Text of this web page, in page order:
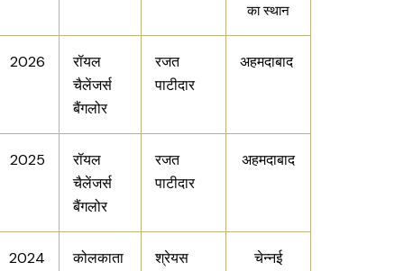
का स्थान
2026
रॉयल
चैलेंजर्स
बैंगलोर
रजत
पाटीदार
अहमदाबाद
2025
रॉयल
चैलेंजर्स
बैंगलोर
रजत
पाटीदार
अहमदाबाद
2024 कोलकाता श्रेयस चेन्नई